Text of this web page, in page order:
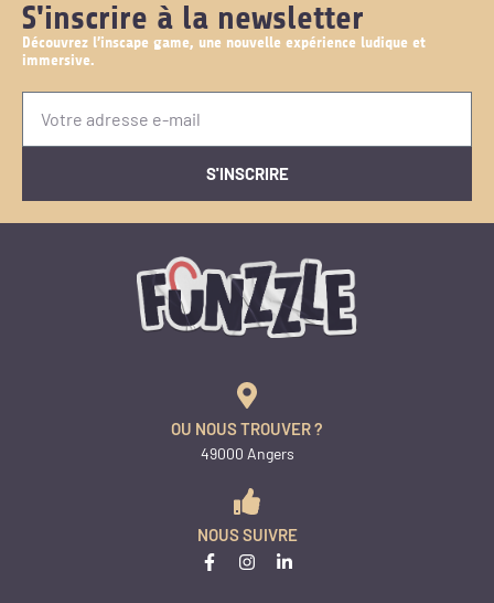
S'inscrire à la newsletter
Découvrez l’inscape game, une nouvelle expérience ludique et
immersive.
S'INSCRIRE
OU NOUS TROUVER ?
49000 Angers
NOUS SUIVRE